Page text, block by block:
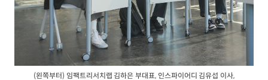
(왼쪽부터) 임팩트리서치랩 김하은 부대표, 인스파이어디 김유섭 이사,